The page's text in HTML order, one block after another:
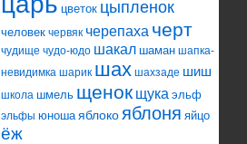
цветок цыпленок
человек червяк черепаха черт
чудище чудо-юдо шакал шаман шапка-
невидимка шарик шах шахзаде шиш
школа шмель щенок щука эльф
эльфы юноша яблоко яблоня яйцо
ёж